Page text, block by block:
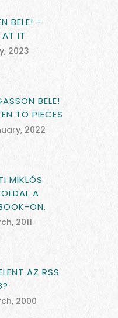
BELE! –
IT
2023
BELE!
TO PIECES
2022
MIKLÓS
A
ON.
2011
AZ RSS
2000